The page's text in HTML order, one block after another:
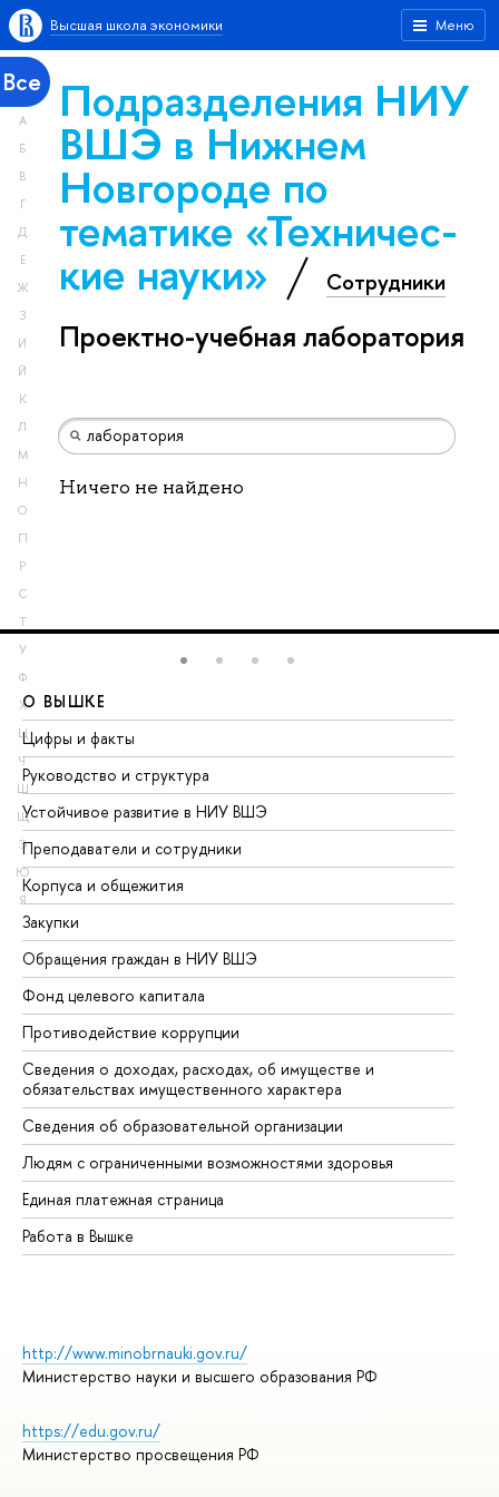
Меню
Высшая школа экономики
Все
А
Б
В
Г
Д
Е
Ж
З
И
Й
К
Л
М
Н
О
П
Р
С
Т
У
Ф
Х
Ц
Ч
Ш
Щ
Э
Ю
Я
Подразделения НИУ
ВШЭ в Нижнем
Новгороде по
тематике «Тех­ничес­
кие науки» Сотрудники
Проектно-учебная лаборатория
Ничего не найдено
О ВЫШКЕ
Цифры и факты
Руководство и структура
Устойчивое развитие в НИУ ВШЭ
Преподаватели и сотрудники
Корпуса и общежития
Закупки
Обращения граждан в НИУ ВШЭ
Фонд целевого капитала
Противодействие коррупции
Сведения о доходах, расходах, об имуществе и
обязательствах имущественного характера
Сведения об образовательной организации
Людям с ограниченными возможностями здоровья
Единая платежная страница
Работа в Вышке
http://www.minobrnauki.gov.ru/
Министерство науки и высшего образования РФ
https://edu.gov.ru/
Министерство просвещения РФ